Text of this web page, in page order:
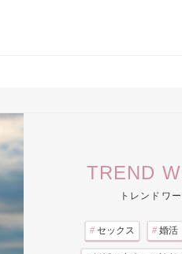
TREND
トレンドワ
# セックス # 婚活